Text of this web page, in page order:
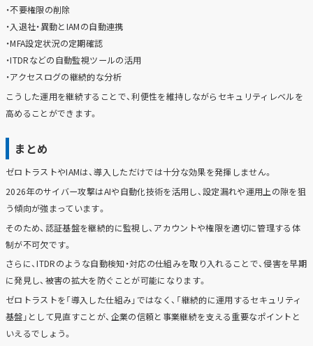
・不要権限の削除
・入退社・異動とIAMの自動連携
・MFA設定状況の定期確認
・ITDRなどの自動監視ツールの活用
・アクセスログの継続的な分析
こうした運用を継続することで、利便性を維持しながらセキュリティレベルを
高めることができます。
まとめ
ゼロトラストやIAMは、導入しただけでは十分な効果を発揮しません。
2026年のサイバー攻撃はAIや自動化技術を活用し、設定漏れや運用上の隙を狙
う傾向が強まっています。
そのため、認証基盤を継続的に監視し、アカウントや権限を適切に管理する体
制が不可欠です。
さらに、ITDRのような自動検知・対応の仕組みを取り入れることで、侵害を早期
に発見し、被害の拡大を防ぐことが可能になります。
ゼロトラストを「導入した仕組み」ではなく、「継続的に運用するセキュリティ
基盤」として見直すことが、企業の信頼と事業継続を支える重要なポイントと
いえるでしょう。